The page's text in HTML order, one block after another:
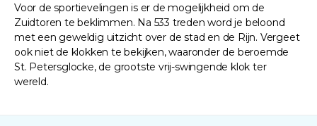
Voor de sportievelingen is er de mogelijkheid om de
Zuidtoren te beklimmen. Na 533 treden word je beloond
met een geweldig uitzicht over de stad en de Rijn. Vergeet
ook niet de klokken te bekijken, waaronder de beroemde
St. Petersglocke, de grootste vrij-swingende klok ter
wereld.